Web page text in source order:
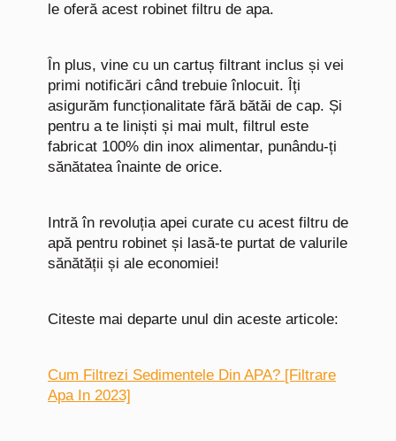
le oferă acest robinet filtru de apa.
În plus, vine cu un cartuș filtrant inclus și vei
primi notificări când trebuie înlocuit. Îți
asigurăm funcționalitate fără bătăi de cap. Și
pentru a te liniști și mai mult, filtrul este
fabricat 100% din inox alimentar, punându-ți
sănătatea înainte de orice.
Intră în revoluția apei curate cu acest filtru de
apă pentru robinet și lasă-te purtat de valurile
sănătății și ale economiei!
Citeste mai departe unul din aceste articole:
Cum Filtrezi Sedimentele Din APA? [Filtrare
Apa In 2023]